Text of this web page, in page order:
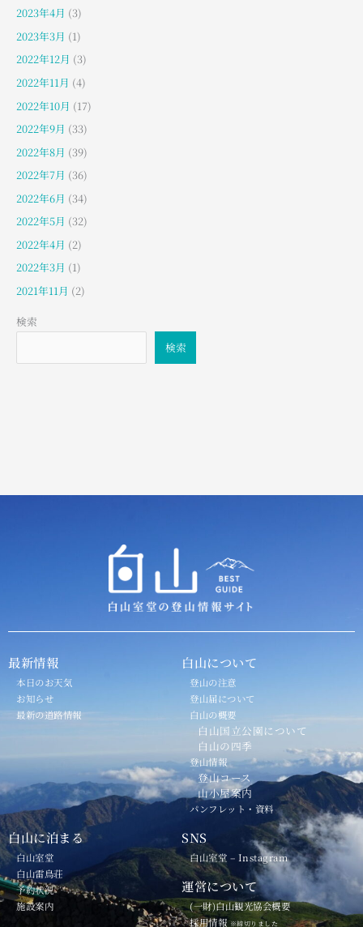
2023年4月 (3)
2023年3月 (1)
2022年12月 (3)
2022年11月 (4)
2022年10月 (17)
2022年9月 (33)
2022年8月 (39)
2022年7月 (36)
2022年6月 (34)
2022年5月 (32)
2022年4月 (2)
2022年3月 (1)
2021年11月 (2)
検索
検索
最新情報
本日のお天気
お知らせ
最新の道路情報
白山について
登山の注意
登山届について
白山の概要
白山国立公園について
白山の四季
登山情報
登山コース
山小屋案内
パンフレット・資料
白山に泊まる
白山室堂
白山雷鳥荘
予約状況
施設案内
SNS
白山室堂 – Instagram
運営について
(一財)白山観光協会概要
採用情報※締切りました